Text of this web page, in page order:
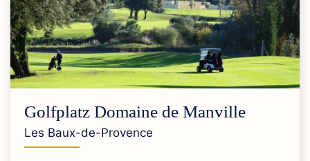
Golfplatz Domaine de Manville
Les Baux-de-Provence